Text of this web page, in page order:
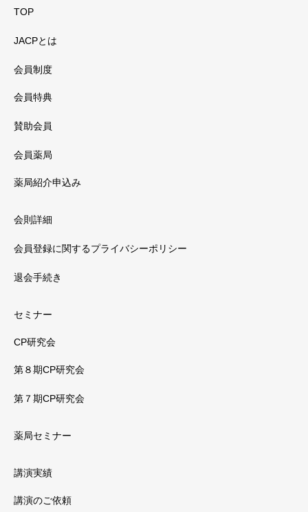
TOP
JACPとは
会員制度
会員特典
賛助会員
会員薬局
薬局紹介申込み
会則詳細
会員登録に関するプライバシーポリシー
退会手続き
セミナー
CP研究会
第８期CP研究会
第７期CP研究会
薬局セミナー
講演実績
講演のご依頼